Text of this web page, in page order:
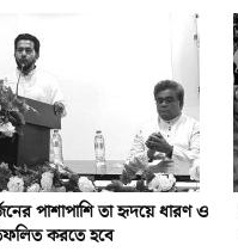
পাশাপাশি তা হৃদয়ে ধারণ ও
করতে হবে